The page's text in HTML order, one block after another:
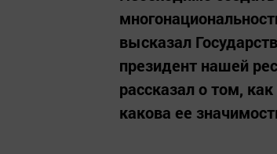
высказал
президент нашей
рассказал о том,
какова ее